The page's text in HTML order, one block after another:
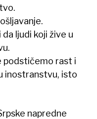
ljudi koji žive u
podstičemo rast i
inostranstvu, isto
napredne